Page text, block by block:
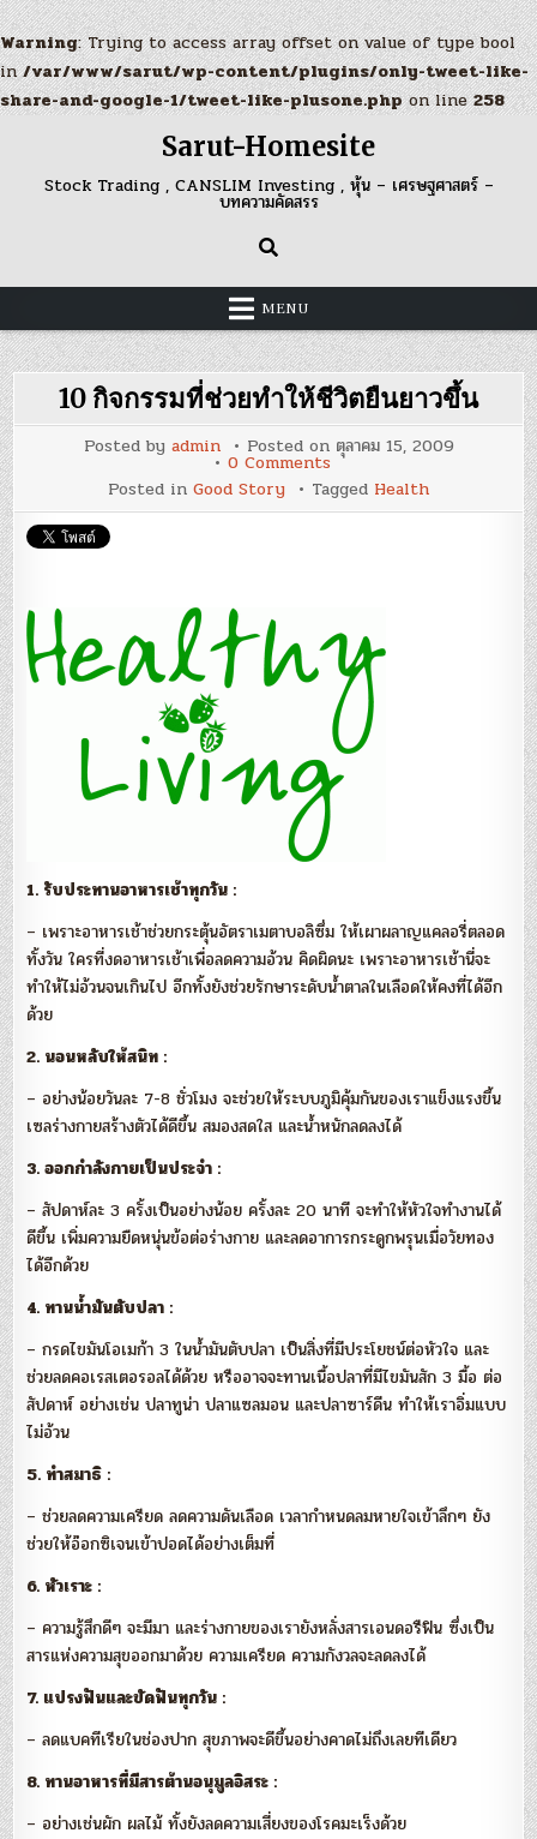
Warning: Trying to access array offset on value of type bool
in/var/www/sarut/wp-content/plugins/only-tweet-like-
share-and-google-1/tweet-like-plusone.phpon line258
content
Sarut-Homesite
Stock Trading , CANSLIM Investing , หุ้น – เศรษฐศาสตร์ –
บทความคัดสรร
MENU
10 กิจกรรมที่ช่วยทำให้ชีวิตยืนยาวขึ้น
Posted by admin Posted on ตุลาคม 15, 2009
0 Commentson
กิจกรรม
ที่
Posted in Good Story Tagged Health
1. รับประทานอาหารเช้าทุกวัน :
– เพราะอาหารเช้าช่วยกระตุ้นอัตราเมตาบอลิซึ่ม ให้เผาผลาญแคลอรี่ตลอด
ทั้งวัน ใครที่งดอาหารเช้าเพื่อลดความอ้วน คิดผิดนะ เพราะอาหารเช้านี่จะ
ทำให้ไม่อ้วนจนเกินไป อีกทั้งยังช่วยรักษาระดับน้ำตาลในเลือดให้คงที่ได้อีก
ด้วย
2. นอนหลับให้สนิท :
– อย่างน้อยวันละ 7-8 ชั่วโมง จะช่วยให้ระบบภูมิคุ้มกันของเราแข็งแรงขึ้น
เซลร่างกายสร้างตัวได้ดีขึ้น สมองสดใส และน้ำหนักลดลงได้
3. ออกกำลังกายเป็นประจำ :
– สัปดาห์ละ 3 ครั้งเป็นอย่างน้อย ครั้งละ 20 นาที จะทำให้หัวใจทำงานได้
ดีขึ้น เพิ่มความยืดหนุ่นข้อต่อร่างกาย และลดอาการกระดูกพรุนเมื่อวัยทอง
ได้อีกด้วย
4. ทานน้ำมันตับปลา :
– กรดไขมันโอเมก้า 3 ในน้ำมันตับปลา เป็นสิ่งที่มีประโยชน์ต่อหัวใจ และ
ช่วยลดคอเรสเตอรอลได้ด้วย หรืออาจจะทานเนื้อปลาที่มีไขมันสัก 3 มื้อ ต่อ
สัปดาห์ อย่างเช่น ปลาทูน่า ปลาแซลมอน และปลาซาร์ดีน ทำให้เราอิ่มแบบ
ไม่อ้วน
5. ทำสมาธิ :
– ช่วยลดความเครียด ลดความดันเลือด เวลากำหนดลมหายใจเข้าลึกๆ ยัง
ช่วยให้อ๊อกซิเจนเข้าปอดได้อย่างเต็มที่
6. หัวเราะ :
– ความรู้สึกดีๆ จะมีมา และร่างกายของเรายังหลั่งสารเอนดอรืฟิน ซึ่งเป็น
สารแห่งความสุขออกมาด้วย ความเครียด ความกังวลจะลดลงได้
7. แปรงฟันและขัดฟันทุกวัน :
– ลดแบคทีเรียในช่องปาก สุขภาพจะดีขึ้นอย่างคาดไม่ถึงเลยทีเดียว
8. ทานอาหารที่มีสารต้านอนุมูลอิสระ :
– อย่างเช่นผัก ผลไม้ ทั้งยังลดความเสี่ยงของโรคมะเร็งด้วย